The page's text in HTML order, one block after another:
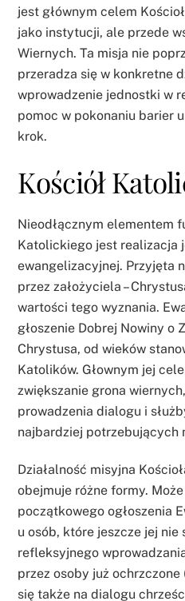
jest głównym celem
jako instytucji, ale przede
Wiernych. Ta misja nie
przeradza się w konkretne
wprowadzenie jednostki w
pomoc w pokonaniu barier
krok.
Kościół
Nieodłącznym elementem
Katolickiego jest realizacja
ewangelizacyjnej. Przyjęta
przez założyciela –
wartości tego wyznania.
głoszenie Dobrej Nowiny o
Chrystusa, od wieków
Katolików. Głownym jej
zwiększanie grona
prowadzenia dialogu i
najbardziej potrzebujących
Działalność misyjna
obejmuje różne formy.
początkowego ogłoszenia
u osób, które jeszcze jej nie
refleksyjnego
przez osoby już
się także na dialogu